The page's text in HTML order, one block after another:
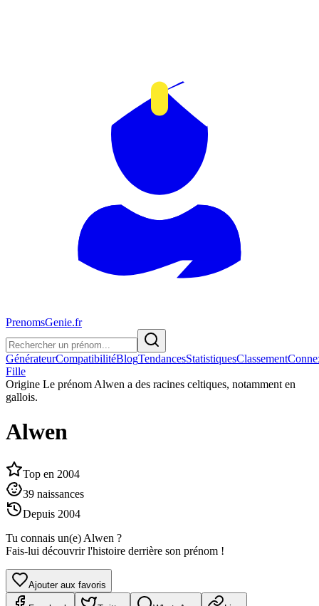
PrenomsGenie.fr
GénérateurCompatibilitéBlogTendancesStatistiquesClassement
Fille
Origine Le prénom Alwen a des racines celtiques, notamment en
gallois.
Alwen
Top en 2004
39 naissances
Depuis 2004
Tu connais un(e) Alwen ?
Fais-lui découvrir l'histoire derrière son prénom !
Ajouter aux favoris